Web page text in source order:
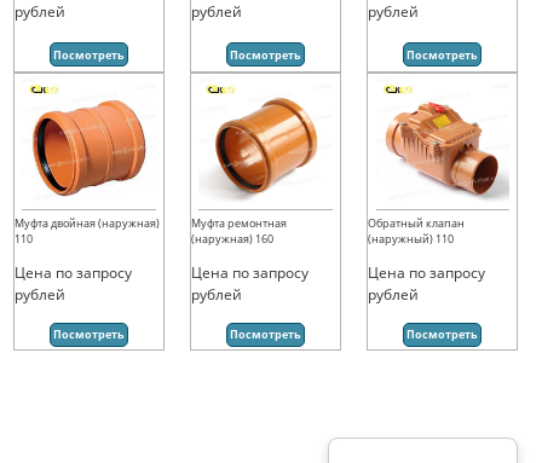
рублей
Посмотреть
рублей
Посмотреть
рублей
Посмотреть
Муфта двойная (наружная)
110
Цена по запросу
рублей
Посмотреть
Муфта ремонтная
(наружная) 160
Цена по запросу
рублей
Посмотреть
Обратный клапан
(наружный) 110
Цена по запросу
рублей
Посмотреть